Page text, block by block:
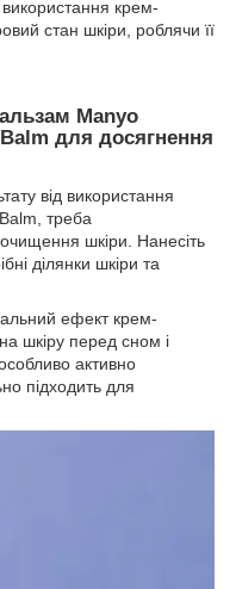
крем-
стан шкіри, роблячи її
Manyo
для досягнення
від використання
треба
шкіри. Нанесіть
ділянки шкіри та
ефект крем-
шкіру перед сном і
активно
підходить для